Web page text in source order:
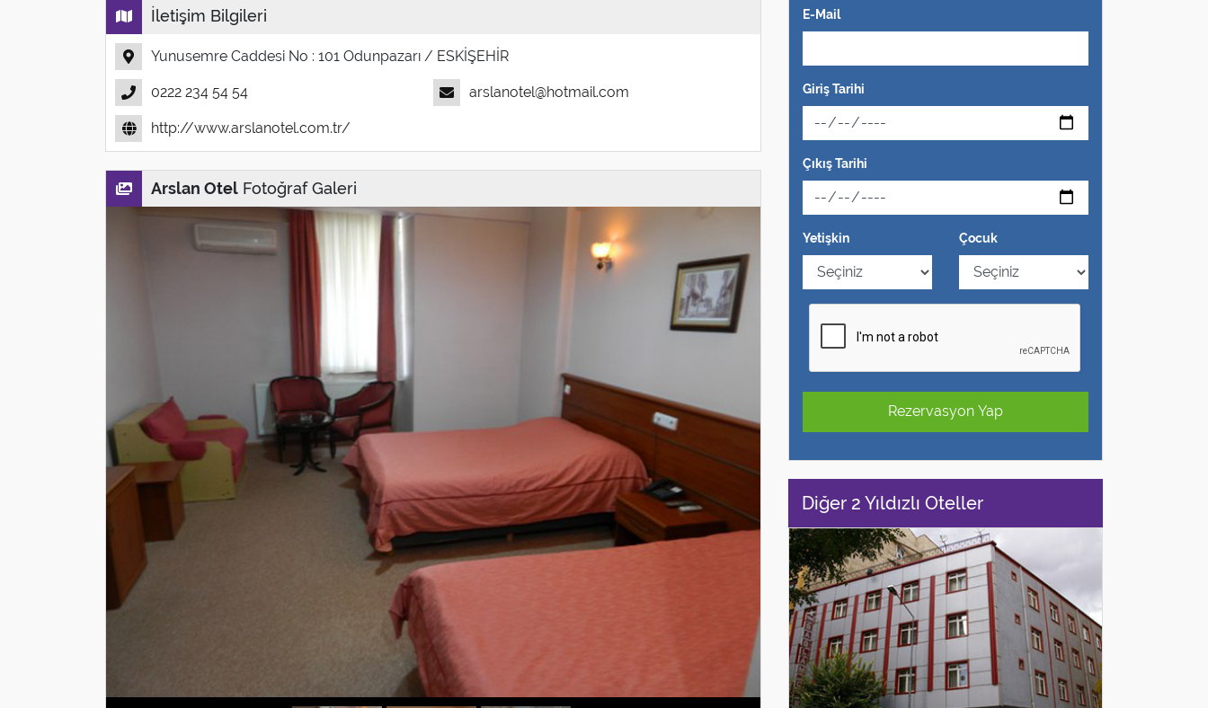
İletişim Bilgileri
Yunusemre Caddesi No : 101 Odunpazarı / ESKİŞEHİR
0222 234 54 54 arslanotel@hotmail.com
http://www.arslanotel.com.tr/
Arslan Otel Fotoğraf Galeri
E-Mail
Giriş Tarihi
Çıkış Tarihi
Yetişkin Çocuk
Rezervasyon Yap
Diğer 2 Yıldızlı Oteller